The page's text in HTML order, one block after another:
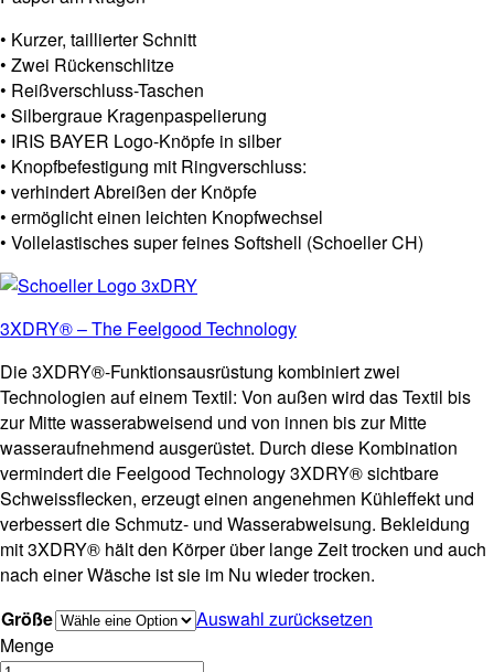
• Kurzer, taillierter Schnitt
• Zwei Rückenschlitze
• Reißverschluss-Taschen
• Silbergraue Kragenpaspelierung
• IRIS BAYER Logo-Knöpfe in silber
• Knopfbefestigung mit Ringverschluss:
• verhindert Abreißen der Knöpfe
• ermöglicht einen leichten Knopfwechsel
• Vollelastisches super feines Softshell (Schoeller CH)
3XDRY® – The Feelgood Technology
Die 3XDRY®-Funktionsausrüstung kombiniert zwei
Technologien auf einem Textil: Von außen wird das Textil bis
zur Mitte wasserabweisend und von innen bis zur Mitte
wasseraufnehmend ausgerüstet. Durch diese Kombination
vermindert die Feelgood Technology 3XDRY® sichtbare
Schweissflecken, erzeugt einen angenehmen Kühleffekt und
verbessert die Schmutz- und Wasserabweisung. Bekleidung
mit 3XDRY® hält den Körper über lange Zeit trocken und auch
nach einer Wäsche ist sie im Nu wieder trocken.
Größe
Auswahl zurücksetzen
Menge